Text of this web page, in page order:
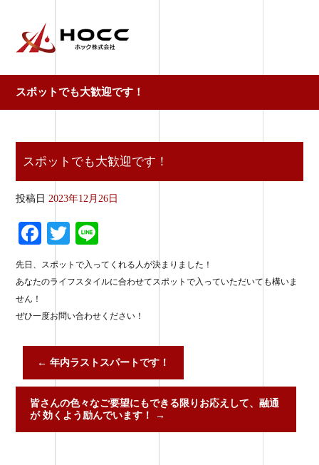
スポットでも大歓迎です！
スポットでも大歓迎です！
投稿日 2023年12月26日
Fa
ce
bo
T
wi
tte
ne
先日、スポットで入ってくれる人が決まりました！
あなたのライフスタイルに合わせてスポットで入っていただいても構いま
せん！
ぜひ一度お問い合わせください！
← 年内ラストスパートです！
皆さんの色々なご要望にもできる限りお応えして、融通
が 効くよう励んでいます！
→